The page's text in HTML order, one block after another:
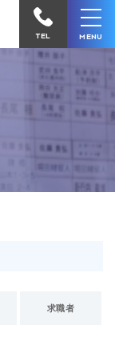
病
院
電
TEL MENU
求職者